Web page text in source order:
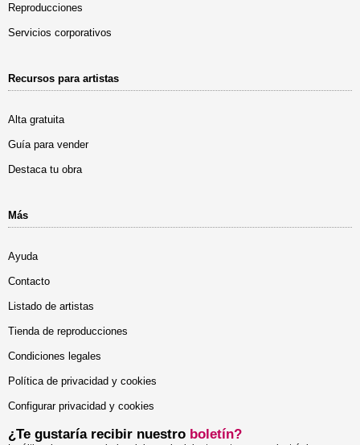
Reproducciones
Servicios corporativos
Recursos para artistas
Alta gratuita
Guía para vender
Destaca tu obra
Más
Ayuda
Contacto
Listado de artistas
Tienda de reproducciones
Condiciones legales
Política de privacidad y cookies
Configurar privacidad y cookies
¿Te gustaría recibir nuestro boletín?